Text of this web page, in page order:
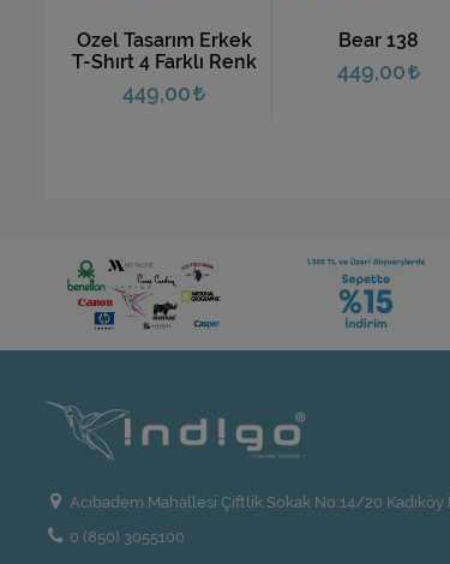
Bear 138
449,00
Özel Tasarım
T-Shırt 4 Farklı
Acıbadem Mahallesi Çiftlik Sokak No:14/20 Kadıköy
0 (850) 3055100